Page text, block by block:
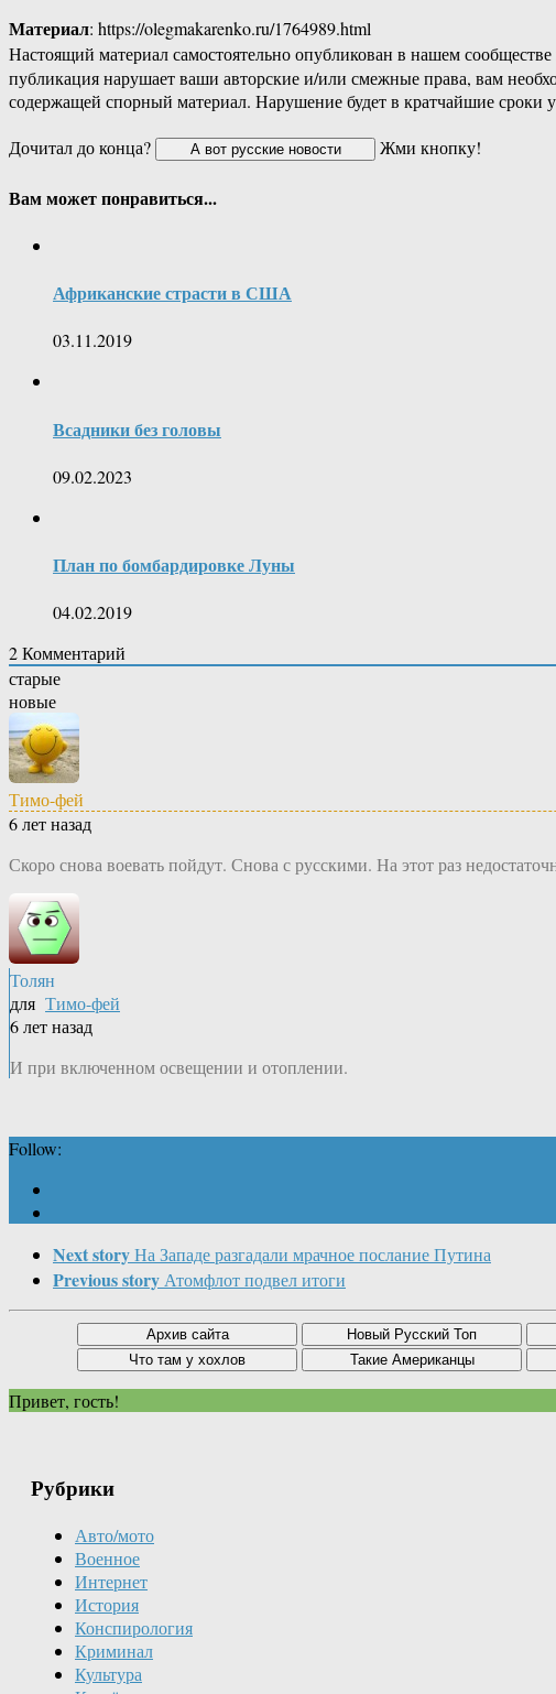
Материал: https://olegmakarenko.ru/1764989.html
Настоящий материал самостоятельно опубликован в нашем сообществе
публикация нарушает ваши авторские и/или смежные права, вам
содержащей спорный материал. Нарушение будет в кратчайшие сроки
Дочитал до конца?
Жми кнопку!
Вам может понравиться...
Африканские страсти в США
03.11.2019
Всадники без головы
09.02.2023
План по бомбардировке Луны
04.02.2019
2Комментарий
старые
новые
Тимо-фей
6 лет назад
Скоро снова воевать пойдут. Снова с русскими. На этот раз
Толян
для Тимо-фей
6 лет назад
И при включенном освещении и отоплении.
Follow:
Next storyНа Западе разгадали мрачное послание Путина
Previous storyАтомфлот подвел итоги
Привет, гость!
Рубрики
Авто/мото
Военное
Интернет
История
Конспирология
Криминал
Культура